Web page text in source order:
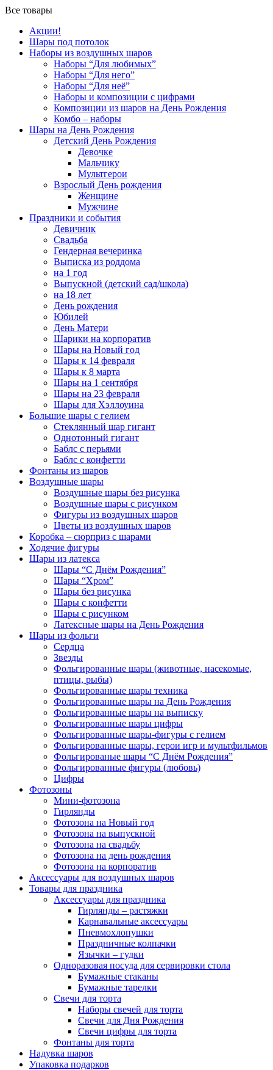
Все товары
Акции!
Шары под потолок
Наборы из воздушных шаров
Наборы “Для любимых”
Наборы “Для него”
Наборы “Для неё”
Наборы и композиции с цифрами
Композиции из шаров на День Рождения
Комбо – наборы
Шары на День Рождения
Детский День Рождения
Девочке
Мальчику
Мультгерои
Взрослый День рождения
Женщине
Мужчине
Праздники и события
Девичник
Свадьба
Гендерная вечеринка
Выписка из роддома
на 1 год
Выпускной (детский сад/школа)
на 18 лет
День рождения
Юбилей
День Матери
Шарики на корпоратив
Шары на Новый год
Шары к 14 февраля
Шары к 8 марта
Шары на 1 сентября
Шары на 23 февраля
Шары для Хэллоуина
Большие шары с гелием
Стеклянный шар гигант
Однотонный гигант
Баблс с перьями
Баблс с конфетти
Фонтаны из шаров
Воздушные шары
Воздушные шары без рисунка
Воздушные шары с рисунком
Фигуры из воздушных шаров
Цветы из воздушных шаров
Коробка – сюрприз с шарами
Ходячие фигуры
Шары из латекса
Шары “С Днём Рождения”
Шары “Хром”
Шары без рисунка
Шары с конфетти
Шары с рисунком
Латексные шары на День Рождения
Шары из фольги
Сердца
Звезды
Фольгированные шары (животные, насекомые,
птицы, рыбы)
Фольгированные шары техника
Фольгированные шары на День Рождения
Фольгированные шары на выписку
Фольгированные шары цифры
Фольгированные шары-фигуры с гелием
Фольгированные шары, герои игр и мультфильмов
Фольгированые шары “С Днём Рождения”
Фольгированные фигуры (любовь)
Цифры
Фотозоны
Мини-фотозона
Гирлянды
Фотозона на Новый год
Фотозона на выпускной
Фотозона на свадьбу
Фотозона на день рождения
Фотозона на корпоратив
Аксессуары для воздушных шаров
Товары для праздника
Аксессуары для праздника
Гирлянды – растяжки
Карнавальные аксессуары
Пневмохлопушки
Праздничные колпачки
Язычки – гудки
Одноразовая посуда для сервировки стола
Бумажные стаканы
Бумажные тарелки
Свечи для торта
Наборы свечей для торта
Свечи для Дня Рождения
Свечи цифры для торта
Фонтаны для торта
Надувка шаров
Упаковка подарков